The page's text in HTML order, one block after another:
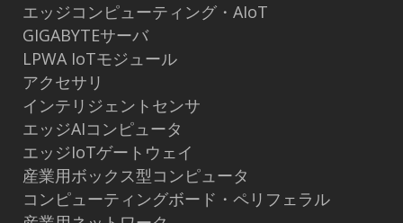
エッジコンピューティング・AIoT
GIGABYTEサーバ
LPWA IoTモジュール
アクセサリ
インテリジェントセンサ
エッジAIコンピュータ
エッジIoTゲートウェイ
産業用ボックス型コンピュータ
コンピューティングボード・ペリフェラル